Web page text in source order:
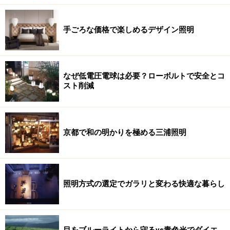
手ごろな価格で楽しめるデザイン照明
なぜ低電圧電球は必要？ローボルトで安全とコ
スト削減
京都で和の明かりを極める三浦照明
照明方式の選定でガラリと変わる快適な暮らし